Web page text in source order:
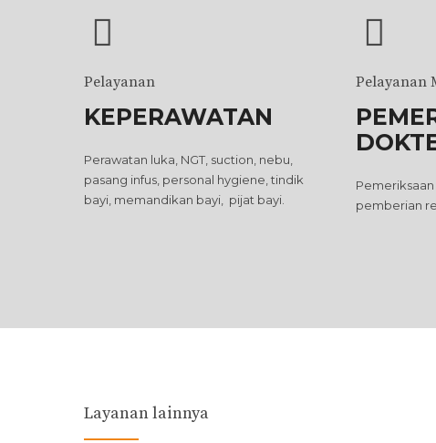
Pelayanan
KEPERAWATAN
Perawatan luka, NGT, suction, nebu,
pasang infus, personal hygiene, tindik
bayi, memandikan bayi, pijat bayi.
Pelayanan
pemberian
Layanan lainnya